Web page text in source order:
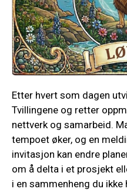
Etter hvert som dagen
Tvillingene og retter
nettverk og samarbeid.
tempoet øker, og en
invitasjon kan endre
om å delta i et prosjekt
i en sammenheng du